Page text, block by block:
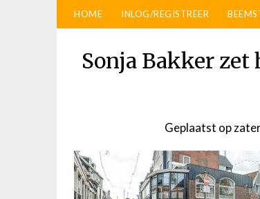
HOME INLOG/REGISTREER
Sonja Bakker zet
Geplaatst op